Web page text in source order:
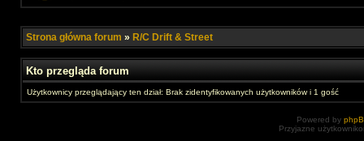
Strona główna forum » R/C Drift & Street
Kto przegląda forum
Użytkownicy przeglądający ten dział: Brak zidentyfikowanych użytkowników i 1 gość
Powered by
Przyjazne